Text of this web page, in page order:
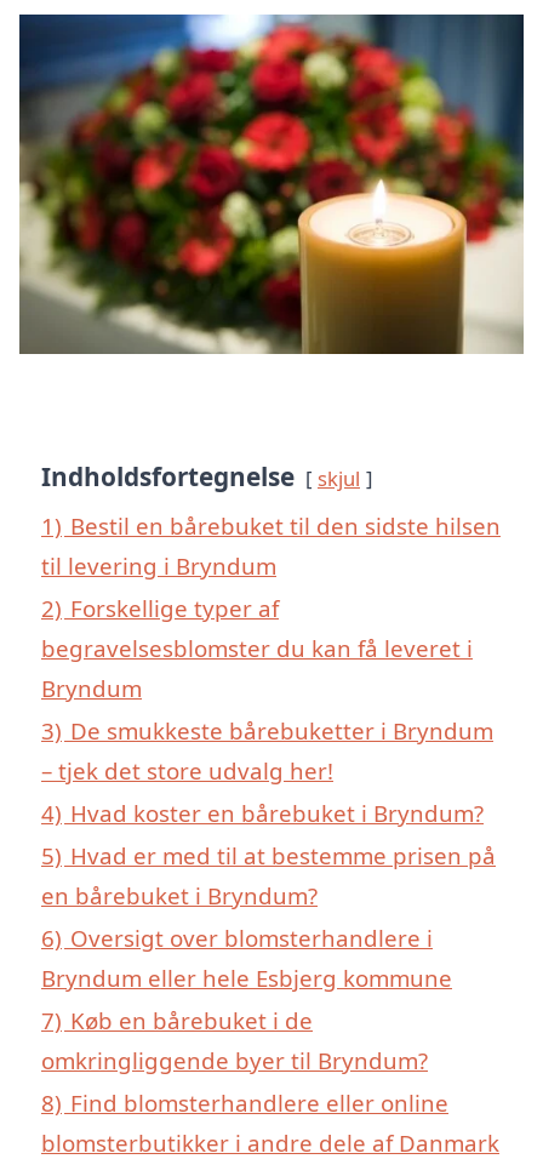
Indholdsfortegnelse skjul
1) Bestil en bårebuket til den sidste hilsen
til levering i Bryndum
2) Forskellige typer af
begravelsesblomster du kan få leveret i
Bryndum
3) De smukkeste bårebuketter i Bryndum
– tjek det store udvalg her!
4) Hvad koster en bårebuket i Bryndum?
5) Hvad er med til at bestemme prisen på
en bårebuket i Bryndum?
6) Oversigt over blomsterhandlere i
Bryndum eller hele Esbjerg kommune
7) Køb en bårebuket i de
omkringliggende byer til Bryndum?
8) Find blomsterhandlere eller online
blomsterbutikker i andre dele af Danmark